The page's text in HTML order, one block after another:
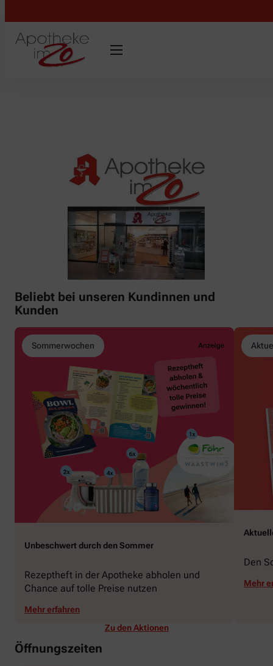
Beliebt bei unseren Kundinnen und
Kunden
Sommerwochen
Unbeschwert durch den Sommer
Rezeptheft in der Apotheke abholen und
Chance auf tolle Preise nutzen
Mehr erfahren
Den
Mehr
Zu den Aktionen
Öffnungszeiten